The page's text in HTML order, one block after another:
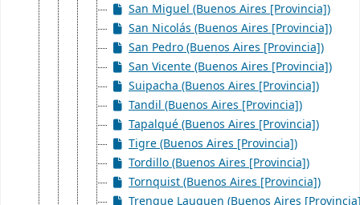
San Miguel (Buenos Aires [Provincia])
San Nicolás (Buenos Aires [Provincia])
San Pedro (Buenos Aires [Provincia])
San Vicente (Buenos Aires [Provincia])
Suipacha (Buenos Aires [Provincia])
Tandil (Buenos Aires [Provincia])
Tapalqué (Buenos Aires [Provincia])
Tigre (Buenos Aires [Provincia])
Tordillo (Buenos Aires [Provincia])
Tornquist (Buenos Aires [Provincia])